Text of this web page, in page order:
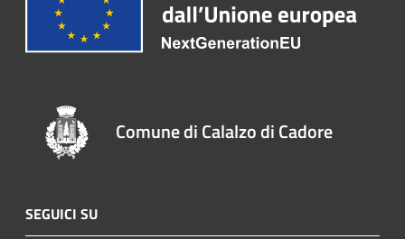
Comune di Calalzo di Cadore
SEGUICI SU